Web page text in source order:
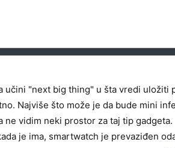
učini "next big thing" u šta vredi uložiti
Najviše što može je da bude mini
ne vidim neki prostor za taj tip gadgeta.
je ima, smartwatch je prevaziđen